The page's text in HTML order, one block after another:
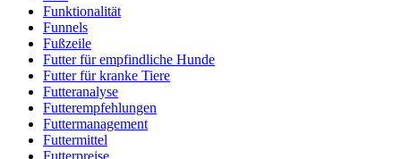
Funktionalität
Funnels
Fußzeile
Futter für empfindliche Hunde
Futter für kranke Tiere
Futteranalyse
Futterempfehlungen
Futtermanagement
Futtermittel
Futterpreise